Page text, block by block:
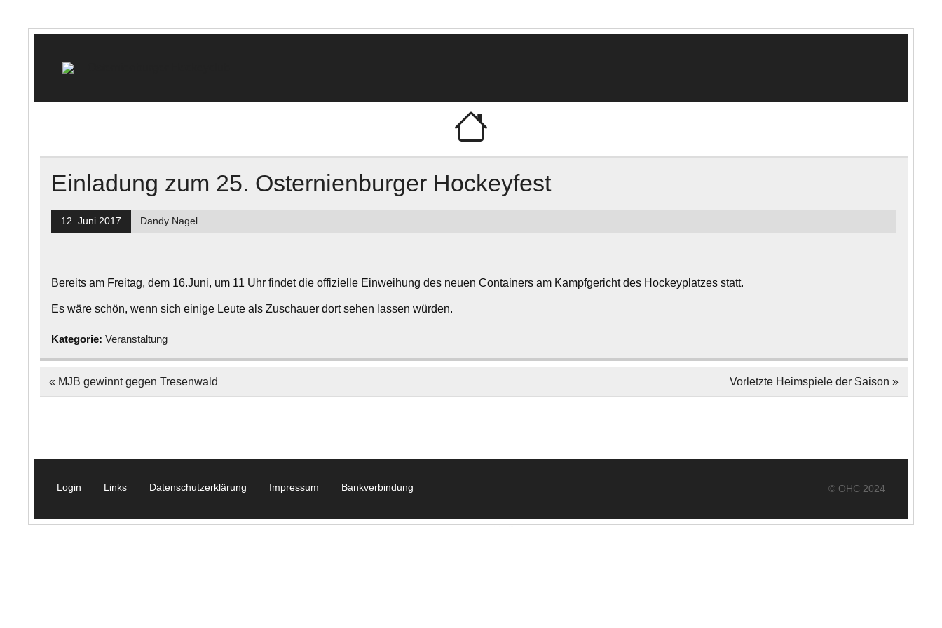
content
Einladung zum 25. Osternienburger Hockeyfest
12. Juni 2017 Dandy Nagel
Bereits am Freitag, dem 16.Juni, um 11 Uhr findet die offizielle Einweihung des neuen Containers am Kampfgericht des Hockeyplatzes statt.
Es wäre schön, wenn sich einige Leute als Zuschauer dort sehen lassen würden.
Kategorie:Veranstaltung
Beitragsnavigation
« MJB gewinnt gegen Tresenwald Vorletzte Heimspiele der Saison »
Login Links Datenschutzerklärung Impressum Bankverbindung © OHC 2024